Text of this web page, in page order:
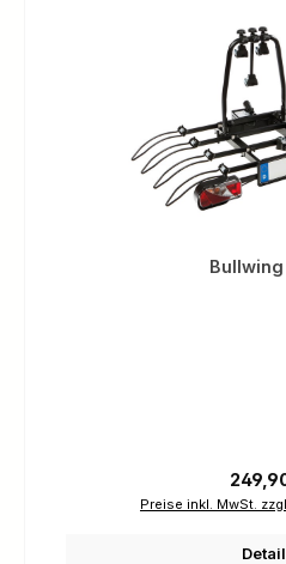
Bullwing
Preise inkl. MwSt.